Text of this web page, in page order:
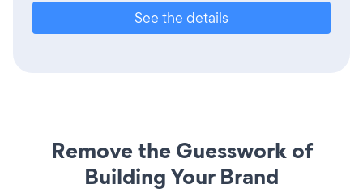
See the details
Remove the Guesswork of
Building Your Brand